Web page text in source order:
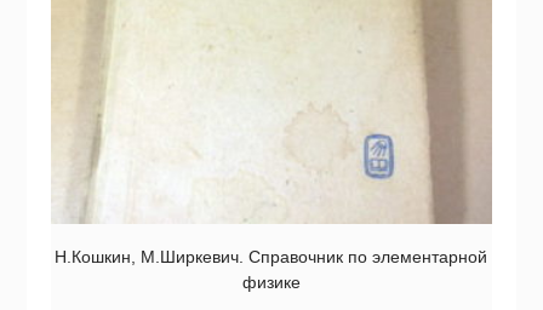
Н.Кошкин, М.Ширкевич. Справочник по элементарной
физике